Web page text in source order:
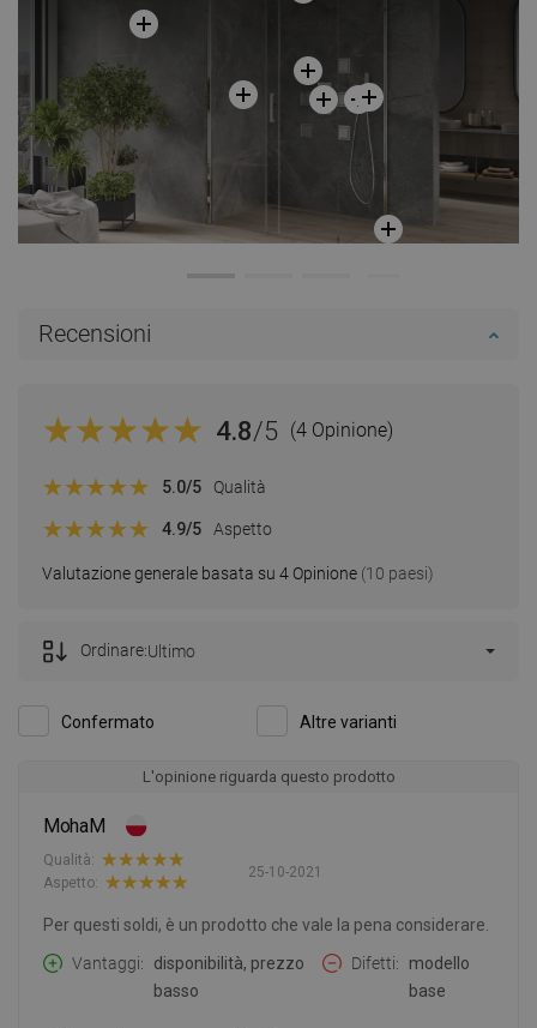
Recensioni
4.8/5 (4 Opinione)
Valutazione generale basata su 4 Opinione (10 paesi)
5.0/5 Qualità
4.9/5 Aspetto
Confermato Altre varianti
Ordinare:Ultimo
L'opinione riguarda questo prodotto
MohaM
25-10-2021
Qualità:
Aspetto:
Per questi soldi, è un prodotto che vale la pena considerare.
Vantaggi
disponibilità, prezzo
basso
Difetti
modello
base